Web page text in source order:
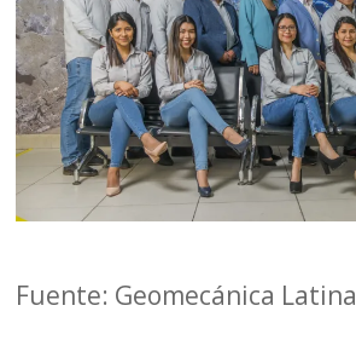
Fuente: Geomecánica Latina